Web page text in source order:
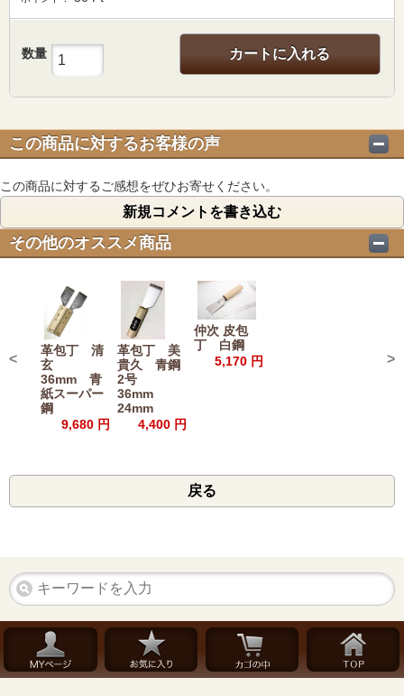
数量 カートに入れる
この商品に対するお客様の声
この商品に対するご感想をぜひお寄せください。
新規コメントを書き込む
その他のオススメ商品
革包丁 清
玄
36mm 青
紙スーパー
鋼
9,680 円
革包丁 美
貴久 青鋼
2号
36mm
24mm
4,400 円
仲次 皮包
丁 白鋼
5,170 円
< >
戻る